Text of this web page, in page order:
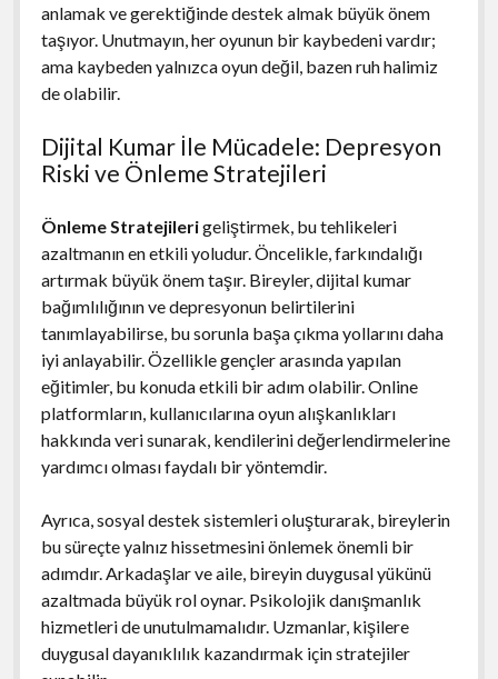
anlamak ve gerektiğinde destek almak büyük önem
taşıyor. Unutmayın, her oyunun bir kaybedeni vardır;
ama kaybeden yalnızca oyun değil, bazen ruh halimiz
de olabilir.
Dijital Kumar İle Mücadele: Depresyon
Riski ve Önleme Stratejileri
Önleme Stratejilerigeliştirmek, bu tehlikeleri
azaltmanın en etkili yoludur. Öncelikle, farkındalığı
artırmak büyük önem taşır. Bireyler, dijital kumar
bağımlılığının ve depresyonun belirtilerini
tanımlayabilirse, bu sorunla başa çıkma yollarını daha
iyi anlayabilir. Özellikle gençler arasında yapılan
eğitimler, bu konuda etkili bir adım olabilir. Online
platformların, kullanıcılarına oyun alışkanlıkları
hakkında veri sunarak, kendilerini değerlendirmelerine
yardımcı olması faydalı bir yöntemdir.
Ayrıca, sosyal destek sistemleri oluşturarak, bireylerin
bu süreçte yalnız hissetmesini önlemek önemli bir
adımdır. Arkadaşlar ve aile, bireyin duygusal yükünü
azaltmada büyük rol oynar. Psikolojik danışmanlık
hizmetleri de unutulmamalıdır. Uzmanlar, kişilere
duygusal dayanıklılık kazandırmak için stratejiler